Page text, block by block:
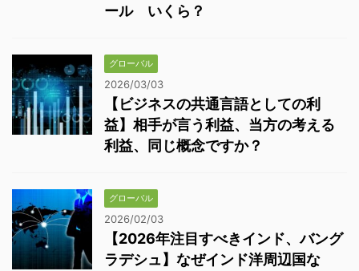
ール いくら？
グローバル
2026/03/03
【ビジネスの共通言語としての利
益】相手が言う利益、当方の考える
利益、同じ概念ですか？
グローバル
2026/02/03
【2026年注目すべきインド、バング
ラデシュ】なぜインド洋周辺国な